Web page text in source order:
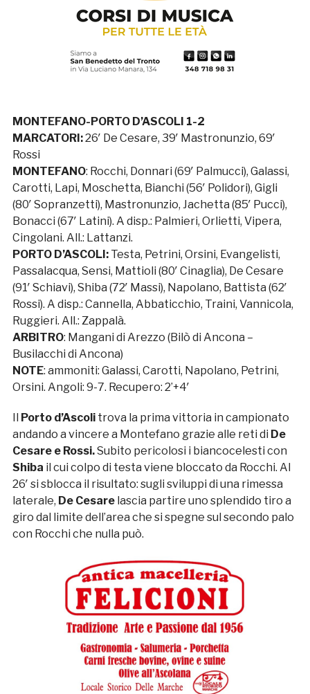
MONTEFANO-PORTO D’ASCOLI 1-2
MARCATORI:26′ De Cesare, 39′ Mastronunzio, 69′
Rossi
MONTEFANO: Rocchi, Donnari (69′ Palmucci), Galassi,
Carotti, Lapi, Moschetta, Bianchi (56′ Polidori), Gigli
(80′ Sopranzetti), Mastronunzio, Jachetta (85′ Pucci),
Bonacci (67′ Latini). A disp.: Palmieri, Orlietti, Vipera,
Cingolani. All.: Lattanzi.
PORTO D’ASCOLI:Testa, Petrini, Orsini, Evangelisti,
Passalacqua, Sensi, Mattioli (80′ Cinaglia), De Cesare
(91′ Schiavi), Shiba (72′ Massi), Napolano, Battista (62′
Rossi). A disp.: Cannella, Abbaticchio, Traini, Vannicola,
Ruggieri. All.: Zappalà.
ARBITRO: Mangani di Arezzo (Bilò di Ancona –
Busilacchi di Ancona)
NOTE: ammoniti: Galassi, Carotti, Napolano, Petrini,
Orsini. Angoli: 9-7. Recupero: 2’+4′
Porto d’Ascolitrova la prima vittoria in campionato
andando a vincere a Montefano grazie alle reti di De
Cesare e Rossi.Subito pericolosi i biancocelesti con
Shiba il cui colpo di testa viene bloccato da Rocchi. Al
26′ si sblocca il risultato: sugli sviluppi di una rimessa
laterale, De Cesarelascia partire uno splendido tiro a
giro dal limite dell’area che si spegne sul secondo palo
con Rocchi che nulla può.